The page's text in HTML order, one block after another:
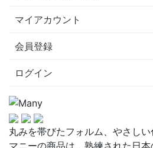
マイアカウント
会員登録
ログイン
丸みを帯びたフォルム、やさしい